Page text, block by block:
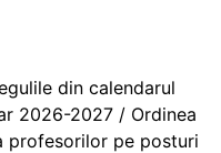
din calendarul
2026-2027 / Ordinea
profesorilor pe posturi